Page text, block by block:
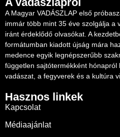
A Magyar VADÁSZLAP első
immár több mint 35 éve szolgálja a
iránt érdeklődő olvasókat. A
formátumban kiadott újság mára
medence egyik legnépszerűbb
független sajtótermékként
vadászat, a fegyverek és a kultúra
Hasznos linkek
Kapcsolat
Médiaajánlat